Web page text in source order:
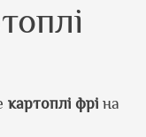
картоплі фрі на